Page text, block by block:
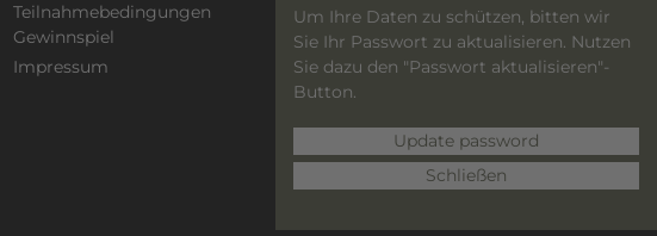
Um Ihre Daten zu schützen, bitten wir
Sie Ihr Passwort zu aktualisieren. Nutzen
Sie dazu den "Passwort aktualisieren"-
Button.
Update password
Schließen
Teilnahmebedingungen
Gewinnspiel
Impressum